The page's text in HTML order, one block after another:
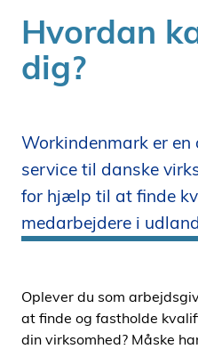
h
o
å
i
d
e
n
Hvordan
dig?
Workindenmark er
service til danske
for hjælp til at finde
medarbejdere i
Oplever du som
at finde og fastholde
din virksomhed? Måske